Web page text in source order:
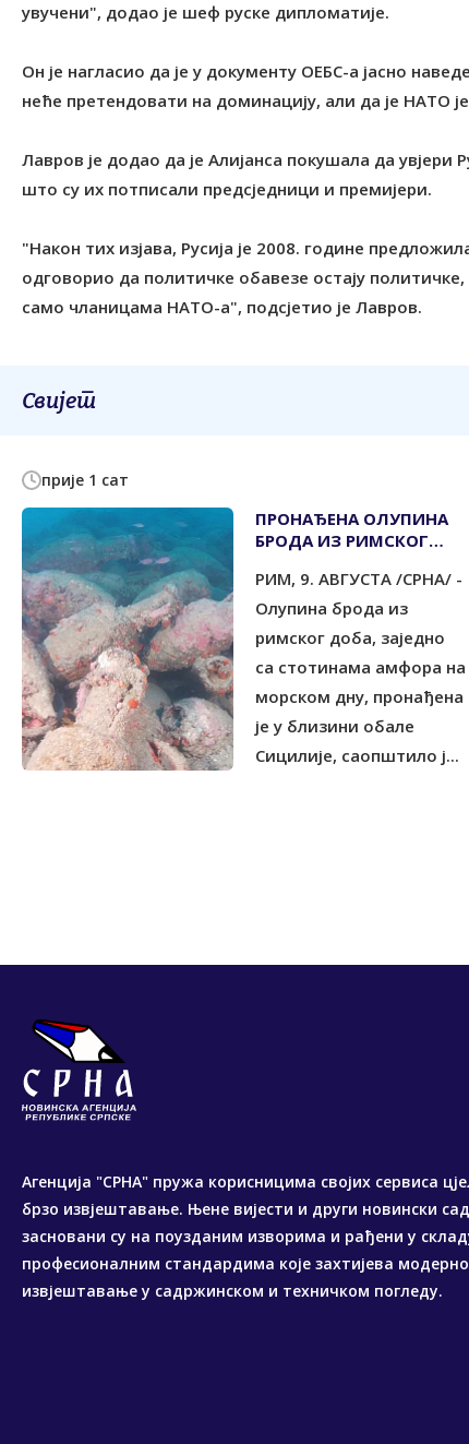
увучени", додао је шеф руске дипломатије.
Он је нагласио да је у документу ОЕБС-а јасно
неће претендовати на доминацију, али да је НАТО
Лавров је додао да је Алијанса покушала да
што су их потписали предсједници и премијери.
"Након тих изјава, Русија је 2008. године
одговорио да политичке обавезе остају
само чланицама НАТО-а", подсјетио је Лавров.
Свијет
прије 1 сат
ПРОНАЂЕНА ОЛУПИНА
БРОДА ИЗ РИМСКОГ
РИМ, 9. АВГУСТА /СРНА/ -
Олупина брода из
римског доба, заједно
са стотинама амфора на
морском дну, пронађена
је у близини обале
Сицилије, саопштило ј...
Агенција "СРНА" пружа корисницима својих сервиса
брзо извјештавање. Њене вијести и други новински
засновани су на поузданим изворима и рађени у
професионалним стандардима које захтијева модерно
извјештавање у садржинском и техничком погледу.